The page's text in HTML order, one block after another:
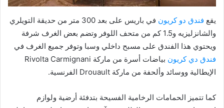
يقع فندق دو كريون
في باريس على بعد 300 متر من حديقة التويلري
والشانزليزيه و1.5 كم من متحف اللوفر وتضم بعض الغرف شرفة
ويحتوي هذا الفندق على مسبح داخلي وسبا وتوفر جميع الغرف في
فندق دي كريون
بياضات أسرة من ماركة Rivolta Carmignani
الإيطالية ووسائد وألحفة من ماركة Drouault الفرنسية.
كما تتميز الحمامات الرخامية الفسيحة بتدفئة أرضية ولوازم